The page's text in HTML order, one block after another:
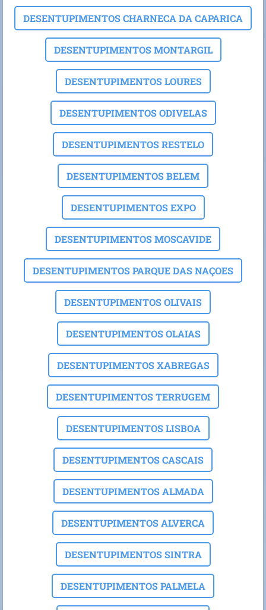
DESENTUPIMENTOS CHARNECA DA CAPARICA
DESENTUPIMENTOS MONTARGIL
DESENTUPIMENTOS LOURES
DESENTUPIMENTOS ODIVELAS
DESENTUPIMENTOS RESTELO
DESENTUPIMENTOS BELEM
DESENTUPIMENTOS EXPO
DESENTUPIMENTOS MOSCAVIDE
DESENTUPIMENTOS PARQUE DAS NAÇOES
DESENTUPIMENTOS OLIVAIS
DESENTUPIMENTOS OLAIAS
DESENTUPIMENTOS XABREGAS
DESENTUPIMENTOS TERRUGEM
DESENTUPIMENTOS LISBOA
DESENTUPIMENTOS CASCAIS
DESENTUPIMENTOS ALMADA
DESENTUPIMENTOS ALVERCA
DESENTUPIMENTOS SINTRA
DESENTUPIMENTOS PALMELA